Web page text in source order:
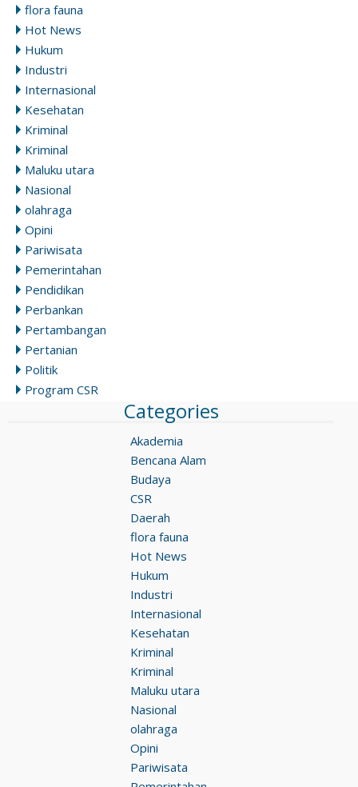
flora fauna
Hot News
Hukum
Industri
Internasional
Kesehatan
Kriminal
Kriminal
Maluku utara
Nasional
olahraga
Opini
Pariwisata
Pemerintahan
Pendidikan
Perbankan
Pertambangan
Pertanian
Politik
Program CSR
Categories
Akademia
Bencana Alam
Budaya
CSR
Daerah
flora fauna
Hot News
Hukum
Industri
Internasional
Kesehatan
Kriminal
Kriminal
Maluku utara
Nasional
olahraga
Opini
Pariwisata